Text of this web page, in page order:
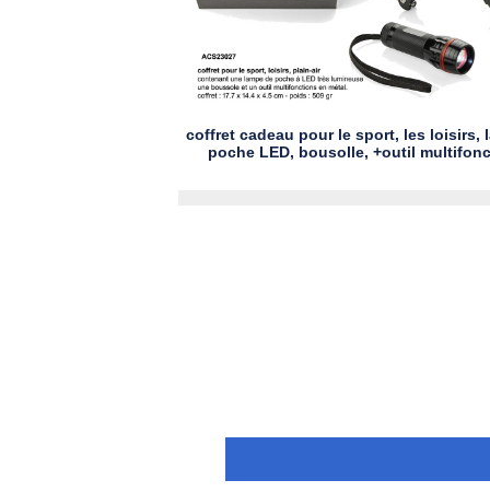
coffret cadeau pour le sport, les loisirs,
poche LED, bousolle, +outil